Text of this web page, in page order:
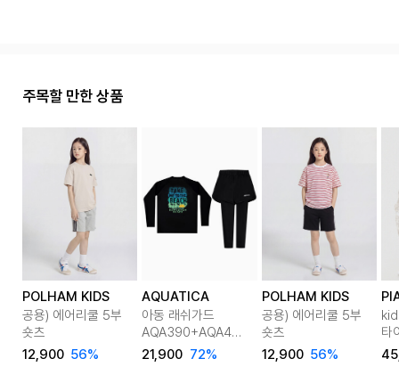
주목할 만한 상품
POLHAM KIDS
공용) 에어리쿨 5부
숏츠
12,900 56%
AQUATICA
아동 래쉬가드
AQA390+AQA421
반바지워터레깅스
only one
21,900 72%
POLHAM KIDS
공용) 에어리쿨 5부
숏츠
12,900 56%
타
맨